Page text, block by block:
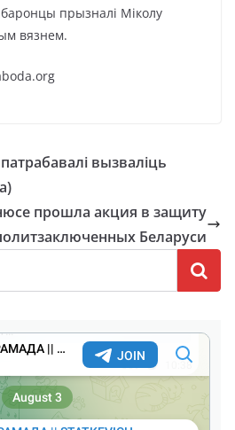
прызналі Міколу
вязнем.
вызваліць
прошла акция в защиту
Беларуси